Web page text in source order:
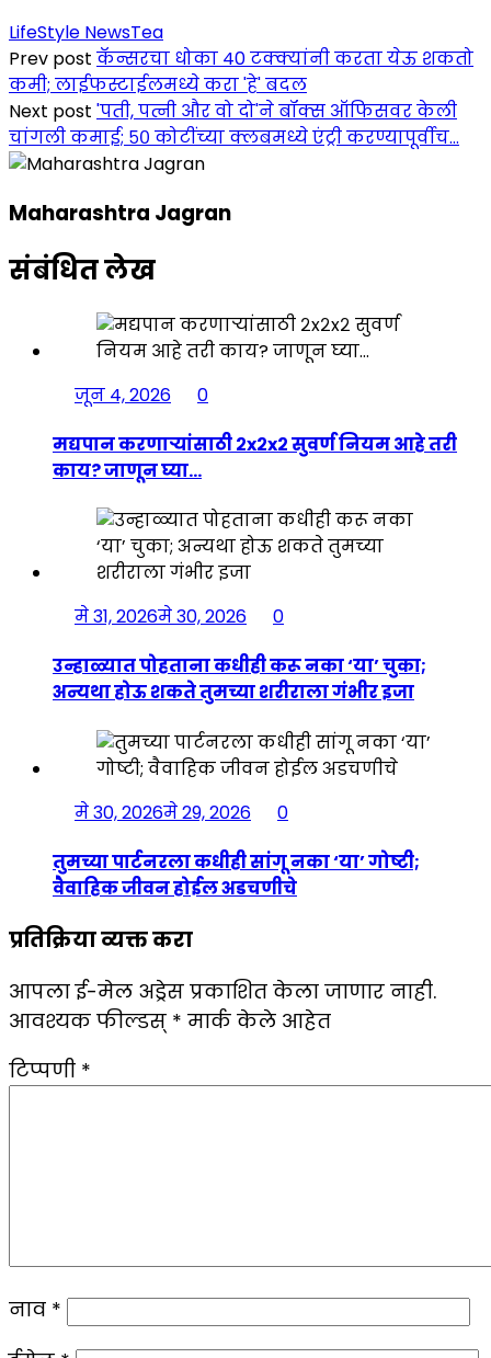
LifeStyle NewsTea
Prev post कॅन्सरचा धोका 40 टक्क्यांनी करता येऊ शकतो
कमी; लाईफस्टाईलमध्ये करा 'हे' बदल
Next post 'पती, पत्नी और वो दो'ने बॉक्स ऑफिसवर केली
चांगली कमाई; ५० कोटींच्या क्लबमध्ये एंट्री करण्यापूर्वीच...
Maharashtra Jagran
संबंधित लेख
जून 4, 2026
0
मद्यपान करणाऱ्यांसाठी २x२x२ सुवर्ण नियम आहे तरी
काय? जाणून घ्या…
मे 31, 2026मे 30, 2026
0
उन्हाळ्यात पोहताना कधीही करू नका ‘या’ चुका;
अन्यथा होऊ शकते तुमच्या शरीराला गंभीर इजा
मे 30, 2026मे 29, 2026
0
तुमच्या पार्टनरला कधीही सांगू नका ‘या’ गोष्टी;
वैवाहिक जीवन होईल अडचणीचे
प्रतिक्रिया व्यक्त करा
आपला ई-मेल अड्रेस प्रकाशित केला जाणार नाही.
आवश्यक फील्डस् * मार्क केले आहेत
टिप्पणी *
नाव *